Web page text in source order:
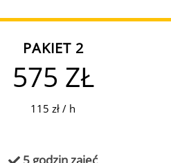
PAKIET 2
575 ZŁ
115 zł / h
5 godzin zajęć